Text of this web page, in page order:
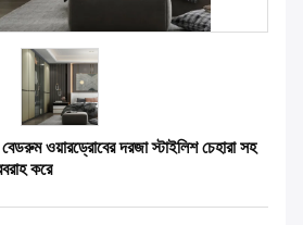
ওয়ারড্রোবের দরজা স্টাইলিশ চেহারা সহ
করে